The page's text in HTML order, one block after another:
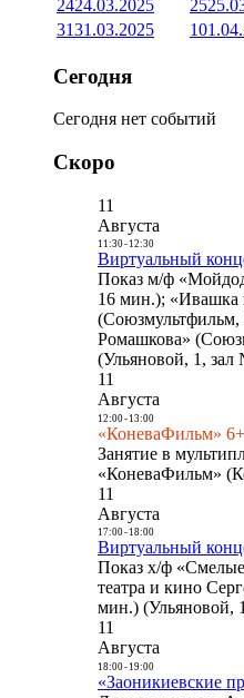
2424.03.2025 25
3131.03.2025 1
Сегодня
Сегодня нет событий
Скоро
11
Августа
11:30- 12:30
Виртуальный
Показ м/ф
16 мин.); «Ивашка
(Союзмультфильм,
Ромашкова»
(Ульяновой, 1,
11
Августа
12:00- 13:00
«КоневаФильм» 6+
Занятие в
«КоневаФильм»
11
Августа
17:00- 18:00
Виртуальный
Показ х/ф
театра и кино
мин.) (Ульяновой,
11
Августа
18:00- 19:00
«Заоникиевские